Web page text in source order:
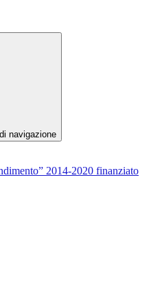
navigazione
2014-2020 finanziato